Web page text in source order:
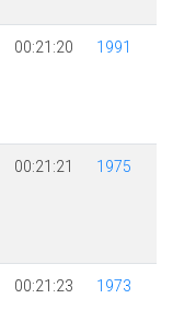
00:21:20 1991
00:21:21 1975
00:21:23 1973